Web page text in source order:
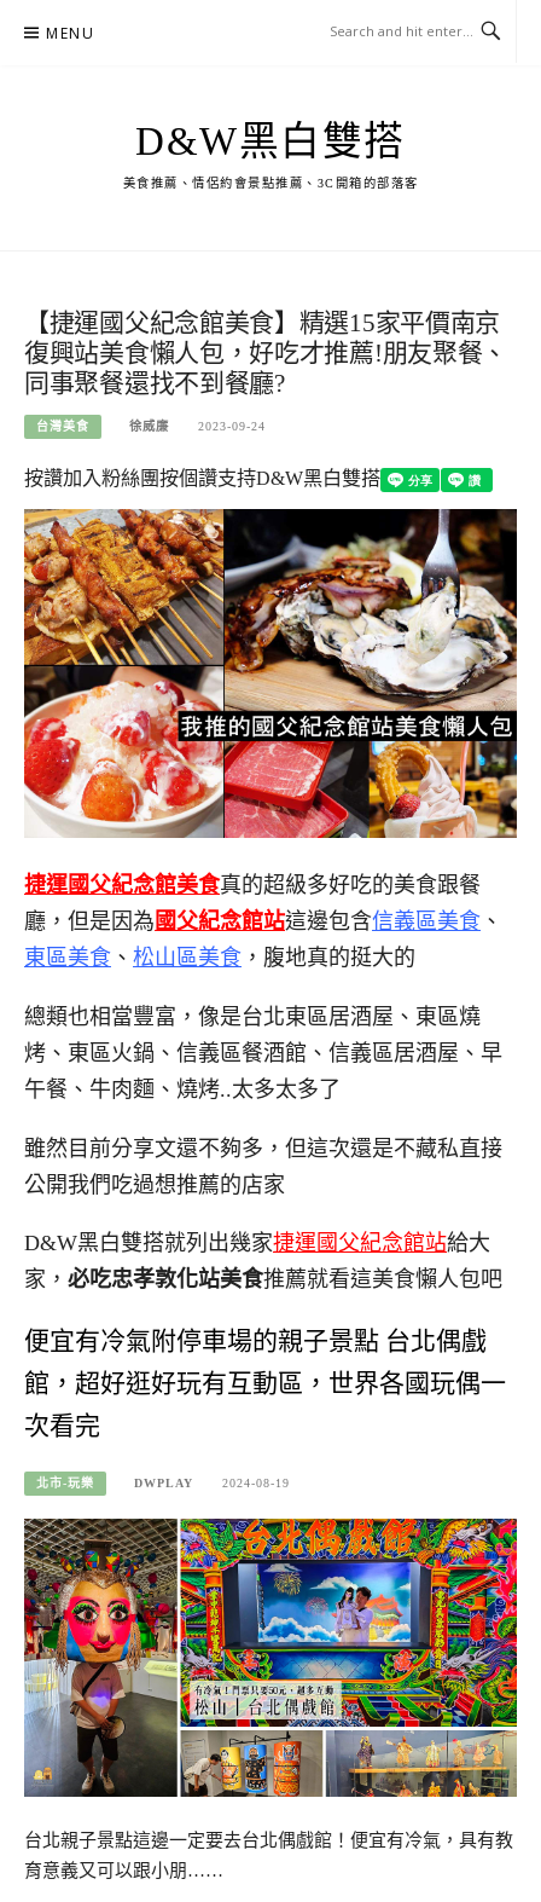
MENU
D&W黑白雙搭
美食推薦、情侶約會景點推薦、3C開箱的部落客
【捷運國父紀念館美食】精選15家平價南京
復興站美食懶人包，好吃才推薦!朋友聚餐、
同事聚餐還找不到餐廳?
台灣美食 徐威廉 2023-09-24
按讚加入粉絲團按個讚支持D&W黑白雙搭
捷運國父紀念館美食真的超級多好吃的美食跟餐
廳，但是因為 國父紀念館站這邊包含信義區美食 、
東區美食 、 松山區美食 ，腹地真的挺大的
總類也相當豐富，像是台北東區居酒屋、東區燒
烤、東區火鍋、信義區餐酒館、信義區居酒屋、早
午餐、牛肉麵、燒烤..太多太多了
雖然目前分享文還不夠多，但這次還是不藏私直接
公開我們吃過想推薦的店家
D&W黑白雙搭就列出幾家捷運國父紀念館站給大
家， 必吃忠孝敦化站美食推薦就看這美食懶人包吧
便宜有冷氣附停車場的親子景點 台北偶戲
館，超好逛好玩有互動區，世界各國玩偶一
次看完
北市-玩樂 DWPLAY 2024-08-19
台北親子景點這邊一定要去台北偶戲館！便宜有冷氣，具有教
育意義又可以跟小朋……